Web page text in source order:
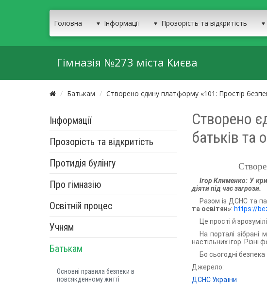
Головна Інформації Прозорість та відкритість
Гімназія №273 міста Києва
Батькам Створено єдину платформу «101: Простір
Інформації
Прозорість та відкритість
Протидія булінгу
Про гімназію
Освітній процес
Учням
Батькам
Основні правила безпеки в
повсякденному житті
Створено
батьків та
Ігор Клименко: У
діяти під час загрози.
Разом із ДСНС та
та освітян»: https://
Це прості й
На порталі зібрані
настільних ігор.
Бо сьогодні
Джерело:
ДСНС України